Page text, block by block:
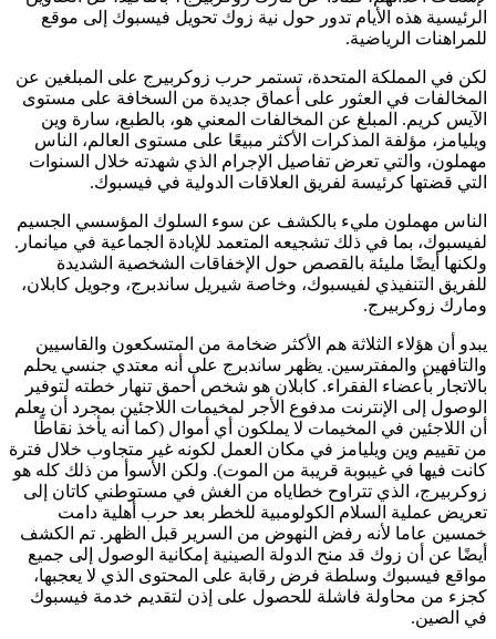
الرئيسية هذه الأيام تدور حول نية زوك تحويل فيسبوك إلى موقع
للمراهنات الرياضية.
لكن في المملكة المتحدة، تستمر حرب زوكربيرج على المبلغين عن
المخالفات في العثور على أعماق جديدة من السخافة على مستوى
الآيس كريم. المبلغ عن المخالفات المعني هو، بالطبع، سارة وين
ويليامز، مؤلفة المذكرات الأكثر مبيعًا على مستوى العالم، الناس
مهملون، والتي تعرض تفاصيل الإجرام الذي شهدته خلال السنوات
التي قضتها كرئيسة لفريق العلاقات الدولية في فيسبوك.
الناس مهملون مليء بالكشف عن سوء السلوك المؤسسي الجسيم
لفيسبوك، بما في ذلك تشجيعه المتعمد للإبادة الجماعية في ميانمار.
ولكنها أيضًا مليئة بالقصص حول الإخفاقات الشخصية الشديدة
للفريق التنفيذي لفيسبوك، وخاصة شيريل ساندبرج، وجويل كابلان،
ومارك زوكربيرج.
يبدو أن هؤلاء الثلاثة هم الأكثر ضخامة من المتسكعون والقاسيين
والتافهين والمفترسين. يظهر ساندبرج على أنه معتدي جنسي يحلم
بالاتجار بأعضاء الفقراء. كابلان هو شخص أحمق تنهار خطته لتوفير
الوصول إلى الإنترنت مدفوع الأجر لمخيمات اللاجئين بمجرد أن يعلم
أن اللاجئين في المخيمات لا يملكون أي أموال (كما أنه يأخذ نقاطًا
من تقييم وين ويليامز في مكان العمل لكونه غير متجاوب خلال فترة
كانت فيها في غيبوبة قريبة من الموت). ولكن الأسوأ من ذلك كله هو
زوكربيرج، الذي تتراوح خطاياه من الغش في مستوطني كاتان إلى
تعريض عملية السلام الكولومبية للخطر بعد حرب أهلية دامت
خمسين عاما لأنه رفض النهوض من السرير قبل الظهر. تم الكشف
أيضًا عن أن زوك قد منح الدولة الصينية إمكانية الوصول إلى جميع
مواقع فيسبوك وسلطة فرض رقابة على المحتوى الذي لا يعجبها،
كجزء من محاولة فاشلة للحصول على إذن لتقديم خدمة فيسبوك
في الصين.